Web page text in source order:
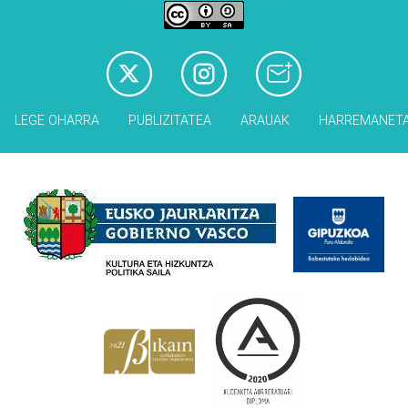
LEGE OHARRA PUBLIZITATEA ARAUAK